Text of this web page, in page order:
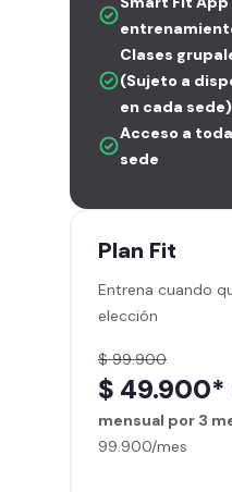
Clases
(Sujeto a
en cada sede)
Acceso a
sede
Plan Fit
Entrena cuando
elección
$ 99.900
$ 49.900*
mensual por 3
99.900/mes